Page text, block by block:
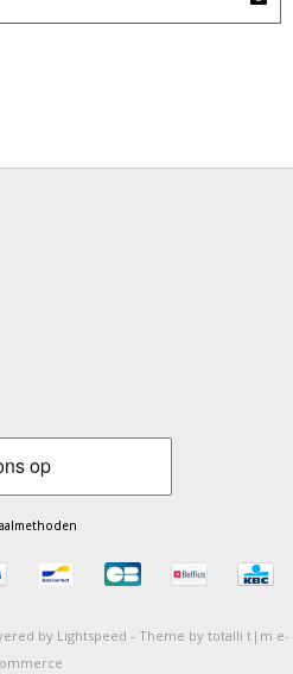
by Lightspeed - Theme by totalli t|m e-